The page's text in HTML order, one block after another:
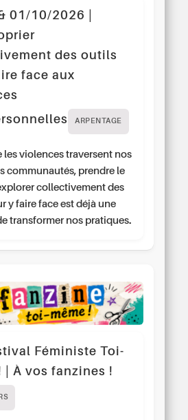
01/10/2026 |
des outils
face aux
ARPENTAGE
les violences traversent nos
communautés, prendre le
collectivement des
y faire face est déjà une
transformer nos pratiques.
Féministe Toi-
| À vos fanzines !